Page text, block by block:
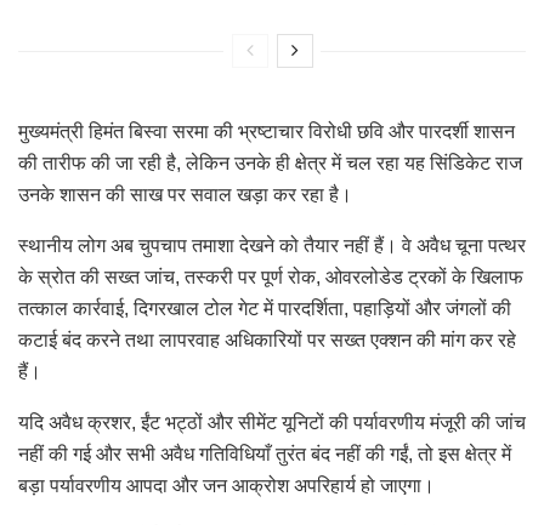
मुख्यमंत्री हिमंत बिस्वा सरमा की भ्रष्टाचार विरोधी छवि और पारदर्शी शासन
की तारीफ की जा रही है, लेकिन उनके ही क्षेत्र में चल रहा यह सिंडिकेट राज
उनके शासन की साख पर सवाल खड़ा कर रहा है।
स्थानीय लोग अब चुपचाप तमाशा देखने को तैयार नहीं हैं। वे अवैध चूना पत्थर
के स्रोत की सख्त जांच, तस्करी पर पूर्ण रोक, ओवरलोडेड ट्रकों के खिलाफ
तत्काल कार्रवाई, दिगरखाल टोल गेट में पारदर्शिता, पहाड़ियों और जंगलों की
कटाई बंद करने तथा लापरवाह अधिकारियों पर सख्त एक्शन की मांग कर रहे
हैं।
यदि अवैध क्रशर, ईंट भट्ठों और सीमेंट यूनिटों की पर्यावरणीय मंजूरी की जांच
नहीं की गई और सभी अवैध गतिविधियाँ तुरंत बंद नहीं की गईं, तो इस क्षेत्र में
बड़ा पर्यावरणीय आपदा और जन आक्रोश अपरिहार्य हो जाएगा।